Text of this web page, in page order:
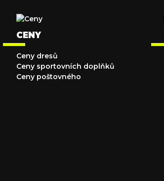
CENY
Ceny dresů
Ceny sportovních doplňků
Ceny poštovného